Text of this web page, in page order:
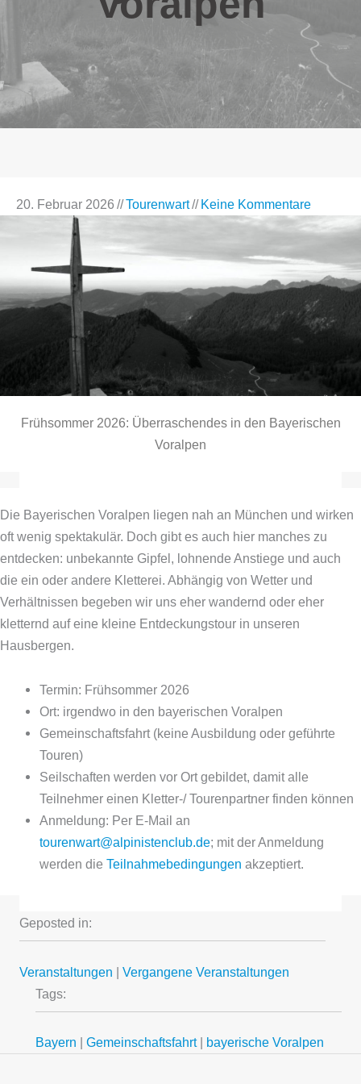
20. Februar 2026 //Tourenwart// Keine Kommentare
Frühsommer 2026: Überraschendes in den Bayerischen
Voralpen
Die Bayerischen Voralpen liegen nah an München und wirken
oft wenig spektakulär. Doch gibt es auch hier manches zu
entdecken: unbekannte Gipfel, lohnende Anstiege und auch
die ein oder andere Kletterei. Abhängig von Wetter und
Verhältnissen begeben wir uns eher wandernd oder eher
kletternd auf eine kleine Entdeckungstour in unseren
Hausbergen.
Termin: Frühsommer 2026
Ort: irgendwo in den bayerischen Voralpen
Gemeinschaftsfahrt (keine Ausbildung oder geführte
Touren)
Seilschaften werden vor Ort gebildet, damit alle
Teilnehmer einen Kletter-/ Tourenpartner finden können
Anmeldung: Per E-Mail an
tourenwart@alpinistenclub.de; mit der Anmeldung
werden dieTeilnahmebedingungen akzeptiert.
Geposted in:
Veranstaltungen | Vergangene Veranstaltungen
Tags:
Bayern Gemeinschaftsfahrt| bayerische Voralpen